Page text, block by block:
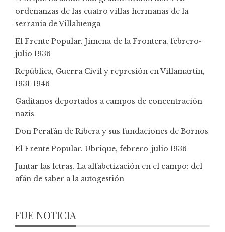
ordenanzas de las cuatro villas hermanas de la
serranía de Villaluenga
El Frente Popular. Jimena de la Frontera, febrero-
julio 1936
República, Guerra Civil y represión en Villamartín,
1931-1946
Gaditanos deportados a campos de concentración
nazis
Don Perafán de Ribera y sus fundaciones de Bornos
El Frente Popular. Ubrique, febrero-julio 1936
Juntar las letras. La alfabetización en el campo: del
afán de saber a la autogestión
FUE NOTICIA